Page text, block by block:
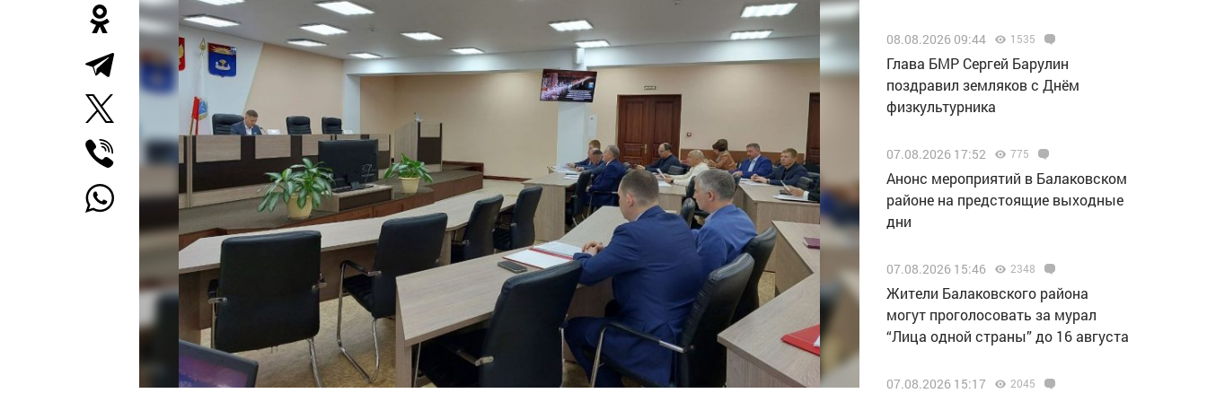
08.08.2026 09:44 1535
Глава БМР Сергей Барулин
поздравил земляков с Днём
физкультурника
07.08.2026 17:52 775
Анонс мероприятий в Балаковском
районе на предстоящие выходные
дни
07.08.2026 15:46 2348
Жители Балаковского района
могут проголосовать за мурал
“Лица одной страны” до 16 августа
07.08.2026 15:17 2045